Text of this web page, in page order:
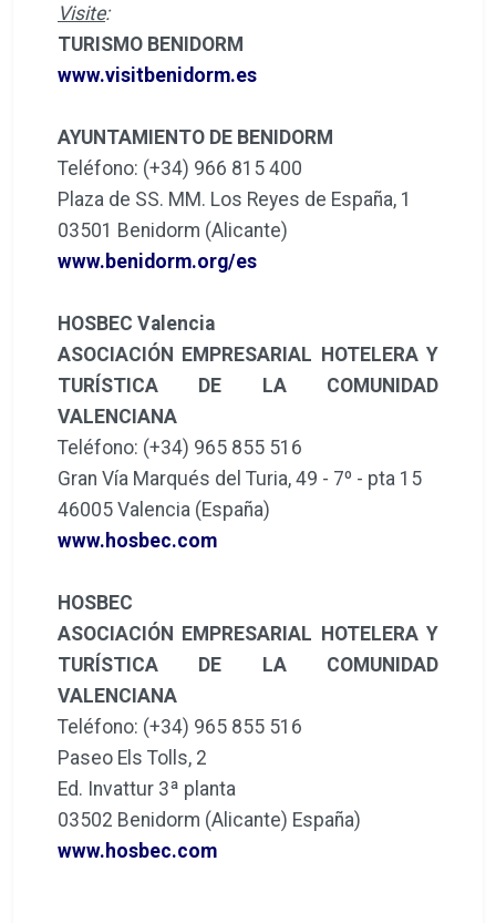
Visite:
TURISMO BENIDORM
www.visitbenidorm.es
AYUNTAMIENTO DE BENIDORM
Teléfono: (+34) 966 815 400
Plaza de SS. MM. Los Reyes de España, 1
03501 Benidorm (Alicante)
www.benidorm.org/es
HOSBEC Valencia
ASOCIACIÓN EMPRESARIAL HOTELERA Y
TURÍSTICA DE LA COMUNIDAD
VALENCIANA
Teléfono: (+34) 965 855 516
Gran Vía Marqués del Turia, 49 - 7º - pta 15
46005 Valencia (España)
www.hosbec.com
HOSBEC
ASOCIACIÓN EMPRESARIAL HOTELERA Y
TURÍSTICA DE LA COMUNIDAD
VALENCIANA
Teléfono: (+34) 965 855 516
Paseo Els Tolls, 2
Ed. Invattur 3ª planta
03502 Benidorm (Alicante) España)
www.hosbec.com